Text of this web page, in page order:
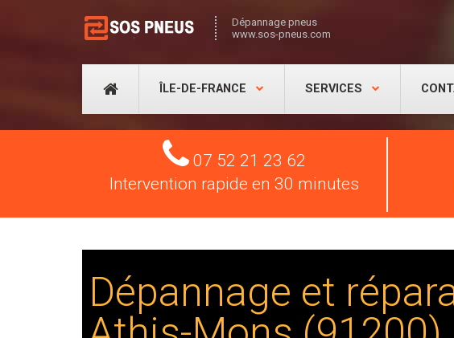
Dépannage pneus
www.sos-pneus.com
ÎLE-DE-FRANCE SERVICES
Tel
07 52 21 23 62
Intervention rapide en 30 minutes
Dépannage et